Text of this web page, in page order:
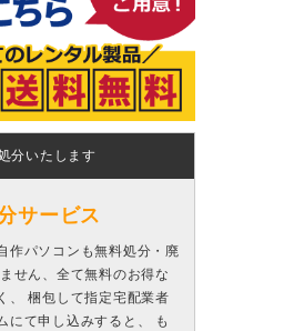
分いたします
サービス
作パソコンも無料処分・廃
せん、全て無料のお得な
、 梱包して指定宅配業者
にて申し込みすると、 も